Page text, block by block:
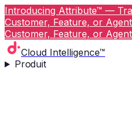
Introducing Attribute™ —
Customer, Feature, or
Customer, Feature, or
Cloud Intelligence™
Produit